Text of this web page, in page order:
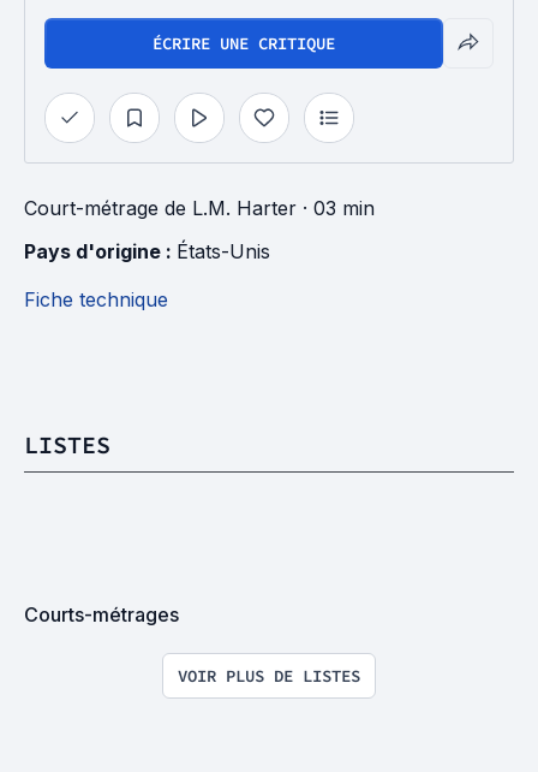
ÉCRIRE UNE CRITIQUE
Court-métrage de L.M. Harter · 03 min
Pays d'origine : États-Unis
Fiche technique
LISTES
Courts-métrages
VOIR PLUS DE LISTES